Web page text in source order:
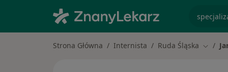
Strona Główna Internista Ruda Śląska Zmień